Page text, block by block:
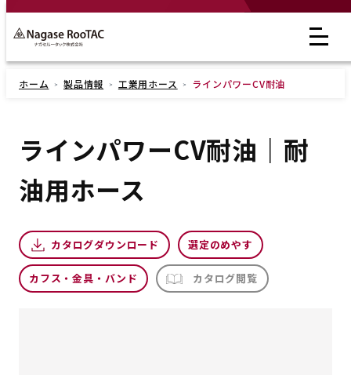
ホーム 製品情報 工業用ホース ラインパワーCV耐油
ラインパワーCV耐油｜耐
油用ホース
カタログダウンロード 選定のめやす
カフス・金具・バンド カタログ閲覧